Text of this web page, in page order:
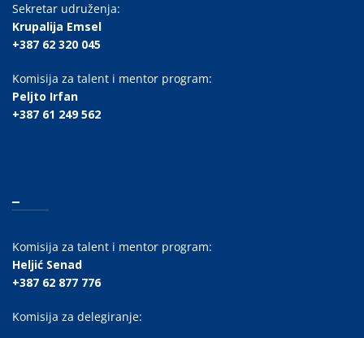
Sekretar udruženja:
Krupalija Emsel
+387 62 320 045
Komisija za talent i mentor program:
Peljto Irfan
+387 61 249 562
Komisija za talent i mentor program:
Heljić Senad
+387 62 877 776
Komisija za delegiranje: